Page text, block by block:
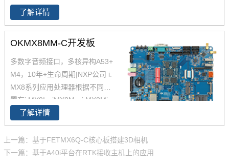
核心，搭配实时任务处理的Corte
x-M4和Cortex M7的解决方案，
适用于从消费家庭音频到工业楼
宇自动化及移动计算机等。飞凌
市，更多i.MX8M
决方案详情，欢迎致电飞凌嵌入
了解详情
OKMX8MM-C开发板
多数字音频接口，多核异构A53+
M4，10年+生命周期|NXP公司 i.
MX8系列应用处理器根据不同配
置有i.MX8I、iMX8M、i.MX8Min
i、iMX8M Mini、iMX8M Nano、i
MX 8X ，提供基于Cortex-A72 +
Cortex-A53、Cortex-A35核心，
此外还提供实时任务处理的Corte
了解详情
上一篇：基于FETMX6Q-C核心板搭建3D相机
下一篇：基于A40i平台在RTK接收主机上的应用